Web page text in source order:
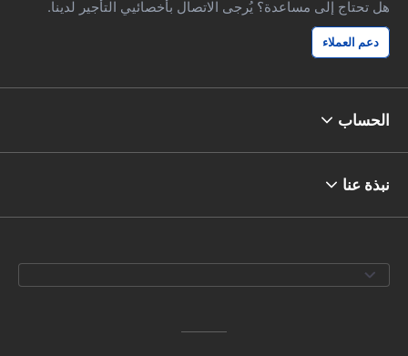
هل تحتاج إلى مساعدة؟ يُرجى الاتصال بأخصائيي التأجير لدينا.
دعم العملاء
الحساب
نبذة عنا